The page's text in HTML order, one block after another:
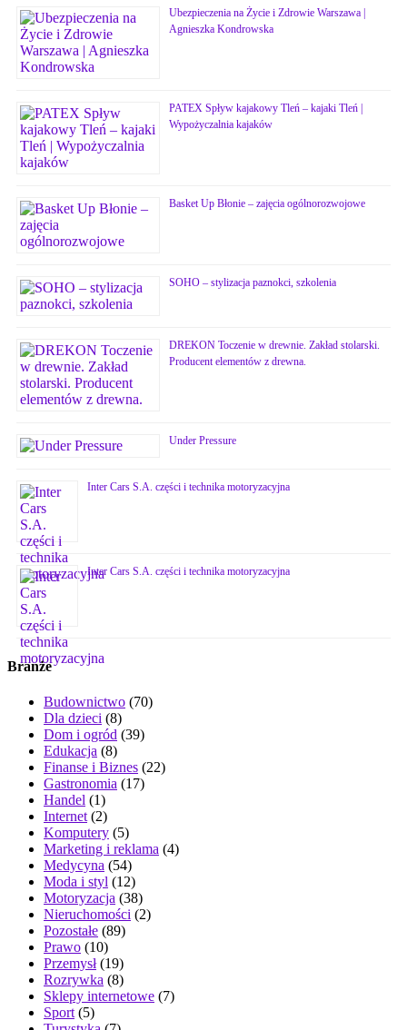
Ubezpieczenia na Życie i Zdrowie Warszawa |
Agnieszka Kondrowska
PATEX Spływ kajakowy Tleń – kajaki Tleń |
Wypożyczalnia kajaków
Basket Up Błonie – zajęcia ogólnorozwojowe
SOHO – stylizacja paznokci, szkolenia
DREKON Toczenie w drewnie. Zakład stolarski.
Producent elementów z drewna.
Under Pressure
Inter Cars S.A. części i technika motoryzacyjna
Inter Cars S.A. części i technika motoryzacyjna
Branże
Budownictwo (70)
Dla dzieci (8)
Dom i ogród (39)
Edukacja (8)
Finanse i Biznes (22)
Gastronomia (17)
Handel (1)
Internet (2)
Komputery (5)
Marketing i reklama (4)
Medycyna (54)
Moda i styl (12)
Motoryzacja (38)
Nieruchomości (2)
Pozostałe (89)
Prawo (10)
Przemysł(19)
Rozrywka (8)
Sklepy internetowe (7)
Sport (5)